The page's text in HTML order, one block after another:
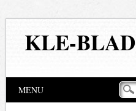
KLE-BLAD
Hoofdmenu
MENU